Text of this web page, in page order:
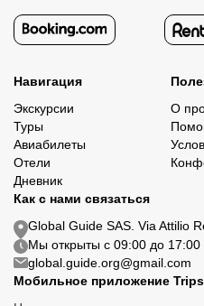
Навигация
Экскурсии
Туры
Авиабилеты
Отели
Дневник
О
Как с нами связаться
Global Guide SAS. Via Attilio
Мы открыты с 09:00 до 17:00
global.guide.org@gmail.com
Мобильное приложение